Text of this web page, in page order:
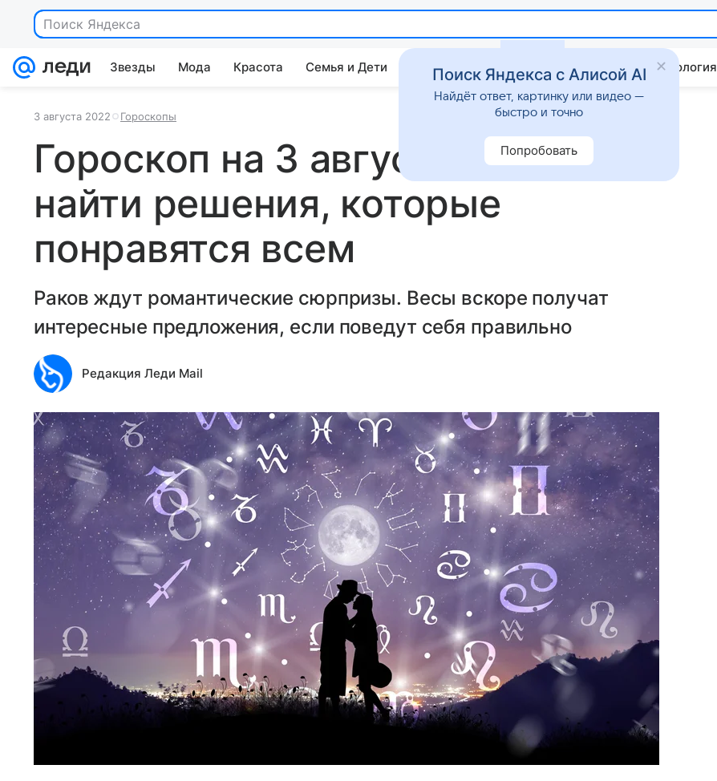
Поиск Яндекса
Звезды Мода Красота Семья и Дети Дом Гороскопы Стиль жизни Психология
3 августа 2022 Гороскопы
Гороскоп на 3 августа: удастся
найти решения, которые
понравятся всем
Раков ждут романтические сюрпризы. Весы вскоре получат
интересные предложения, если поведут себя правильно
Редакция Леди Mail
Поиск Яндекса с Алисой AI
Найдёт ответ, картинку или видео —
быстро и точно
Попробовать